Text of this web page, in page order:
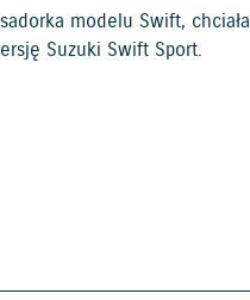
modelu Swift, chciała
Suzuki Swift Sport.